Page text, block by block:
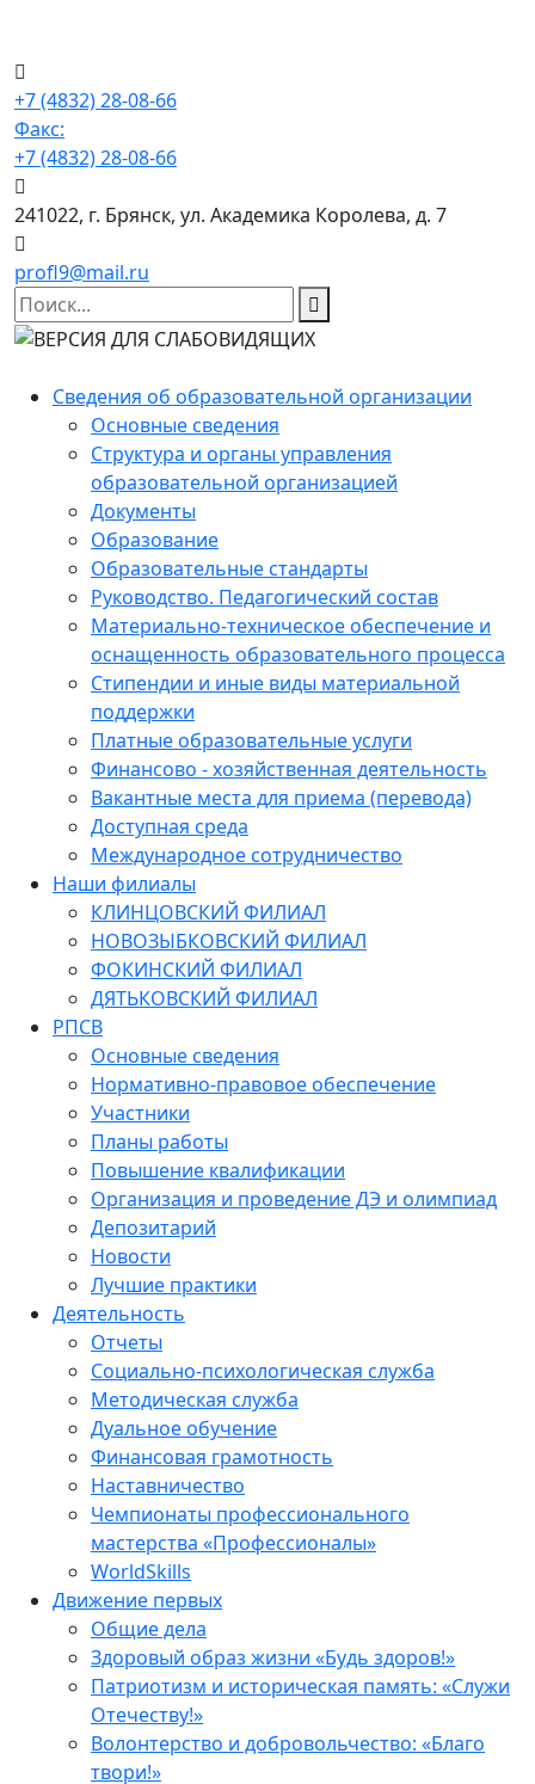
+7 (4832) 28-08-66
Факс:
+7 (4832) 28-08-66
241022, г. Брянск, ул. Академика Королева, д. 7
profl9@mail.ru
Сведения об образовательной организации
Основные сведения
Структура и органы управления
образовательной организацией
Документы
Образование
Образовательные стандарты
Руководство. Педагогический состав
Материально-техническое обеспечение и
оснащенность образовательного процесса
Стипендии и иные виды материальной
поддержки
Платные образовательные услуги
Финансово - хозяйственная деятельность
Вакантные места для приема (перевода)
Доступная среда
Международное сотрудничество
Наши филиалы
КЛИНЦОВСКИЙ ФИЛИАЛ
НОВОЗЫБКОВСКИЙ ФИЛИАЛ
ФОКИНСКИЙ ФИЛИАЛ
ДЯТЬКОВСКИЙ ФИЛИАЛ
РПСВ
Основные сведения
Нормативно-правовое обеспечение
Участники
Планы работы
Повышение квалификации
Организация и проведение ДЭ и олимпиад
Депозитарий
Новости
Лучшие практики
Деятельность
Отчеты
Социально-психологическая служба
Методическая служба
Дуальное обучение
Финансовая грамотность
Наставничество
Чемпионаты профессионального
мастерства «Профессионалы»
WorldSkills
Движение первых
Общие дела
Здоровый образ жизни «Будь здоров!»
Патриотизм и историческая память: «Служи
Отечеству!»
Волонтерство и добровольчество: «Благо
твори!»